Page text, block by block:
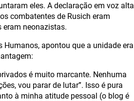
eles. A declaração em voz alta
combatentes de Rusich eram
eram neonazistas.
apontou que a unidade era
é muito marcante. Nenhuma
vou parar de lutar”. Isso é pura
à minha atitude pessoal (o blog é